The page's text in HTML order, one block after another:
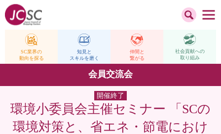
SC業界の
動向を探る
知見と
スキルを磨く
仲間と
繋がる
社会貢献への
取り組み
会員交流会
開催終了
環境小委員会主催セミナー 「SCの
環境対策と、省エネ・節電におけ